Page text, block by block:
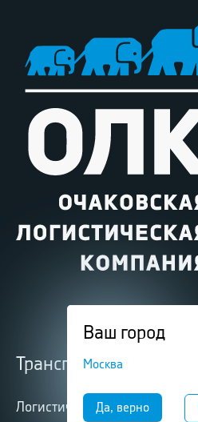
Транспортные услуги
Логистические услуги
Ваш город
Москва